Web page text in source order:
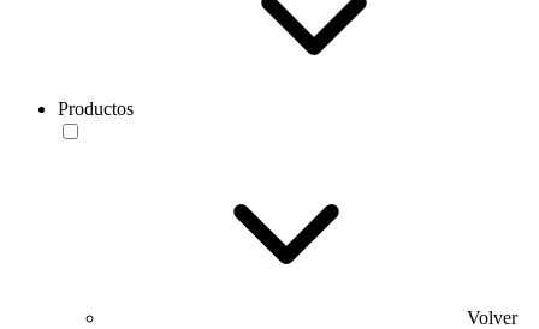
Productos
Volver